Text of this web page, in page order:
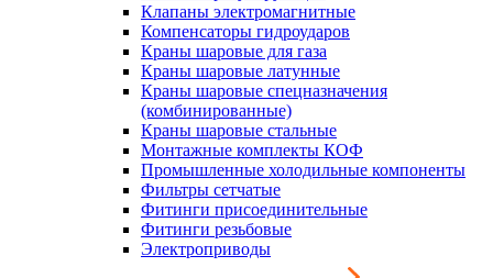
Клапаны электромагнитные
Компенсаторы гидроударов
Краны шаровые для газа
Краны шаровые латунные
Краны шаровые спецназначения
(комбинированные)
Краны шаровые стальные
Монтажные комплекты КОФ
Промышленные холодильные компоненты
Фильтры сетчатые
Фитинги присоединительные
Фитинги резьбовые
Электроприводы